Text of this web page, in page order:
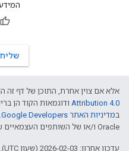
אלא אם צוין אחרת, התוכן של דף זה
Attribution 4.0 ודוגמאות הקוד הן
במדיניות האתר Google Developers‏
Oracle ו/או של השותפים העצמאיים שלה.
עדכון אחרון: 2026-02-03 (שעון UTC).